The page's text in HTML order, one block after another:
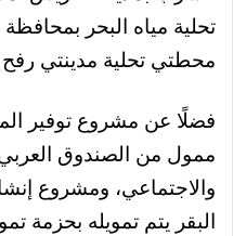
تحلية مياه البحر
محطتي تحلية مدينتي رفح
فضلًا عن مشروع توفير
ممول من الصندوق العربي
والاجتماعي، ومشروع
البقر يتم تمويله بحزمة